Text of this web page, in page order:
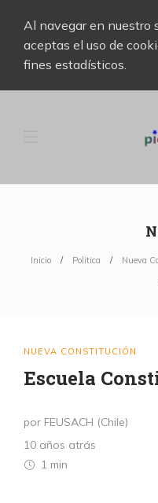
Al navegar en nuestro
aceptas el uso de
fines estadísticos.
Inicio Politica Nueva
NUEVA CONSTITUCIÓN
Escuela
por FEUSACH (Chile)
10 años atrás
1 min